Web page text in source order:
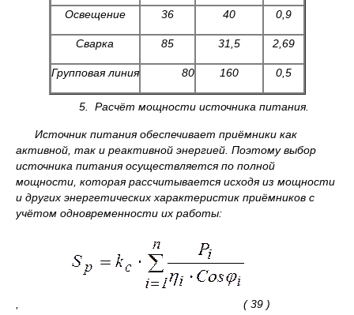
Освещение 36 40 0,9
Сварка 85 31,5 2,69
Групповая линия 80 160 0,5
5. Расчёт мощности источника питания.
Источник питания обеспечивает приёмники как
активной, так и реактивной энергией. Поэтому выбор
источника питания осуществляется по полной
мощности, которая рассчитывается исходя из мощности
и других энергетических характеристик приёмников с
учётом одновременности их работы:
, ( 39 )